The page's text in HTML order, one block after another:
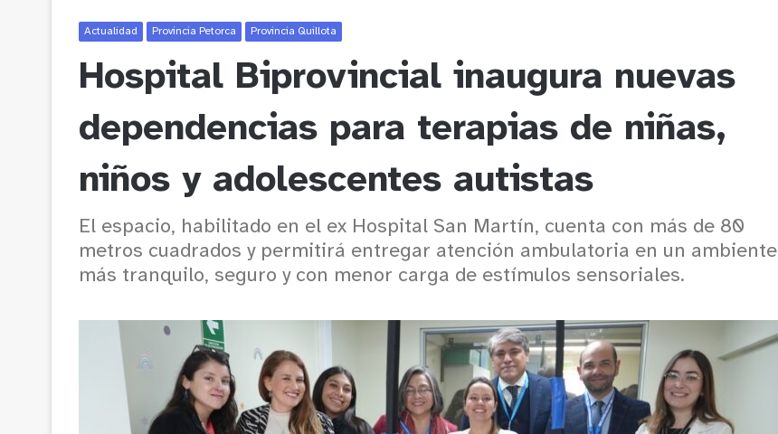
Actualidad Provincia Petorca Provincia Quillota
Hospital Biprovincial inaugura nuevas
dependencias para terapias de niñas,
niños y adolescentes autistas
El espacio, habilitado en el ex Hospital San Martín, cuenta con más de 80
metros cuadrados y permitirá entregar atención ambulatoria en un ambiente
más tranquilo, seguro y con menor carga de estímulos sensoriales.